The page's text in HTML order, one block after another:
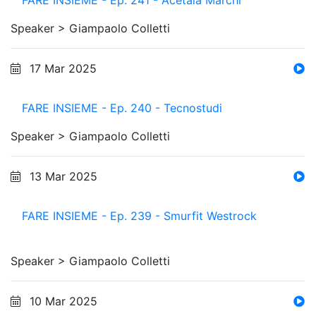
Speaker > Giampaolo Colletti
17 Mar 2025
FARE INSIEME - Ep. 240 - Tecnostudi
Speaker > Giampaolo Colletti
13 Mar 2025
FARE INSIEME - Ep. 239 - Smurfit Westrock
Speaker > Giampaolo Colletti
10 Mar 2025